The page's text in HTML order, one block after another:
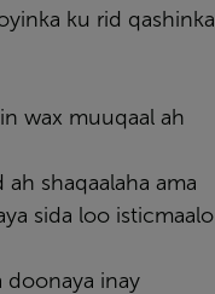
ku rid qashinka
wax muuqaal ah
shaqaalaha ama
sida loo isticmaalo
doonaya inay